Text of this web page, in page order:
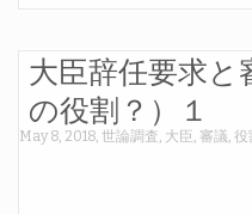
大臣辞任要求と
の役割？）１
May 8, 2018, 世論調査, 大臣, 審議, 役